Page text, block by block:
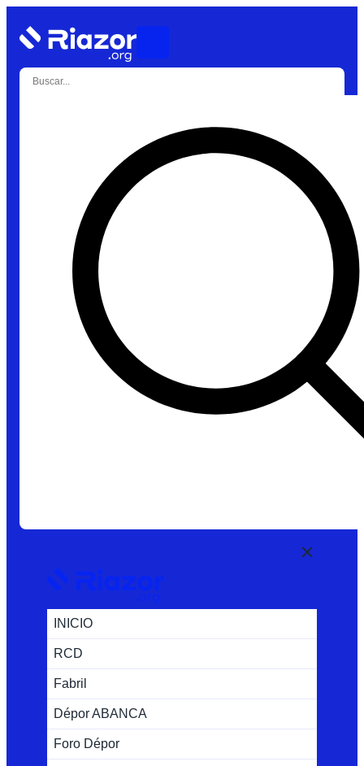
INICIO
RCD
Fabril
Dépor ABANCA
Foro Dépor